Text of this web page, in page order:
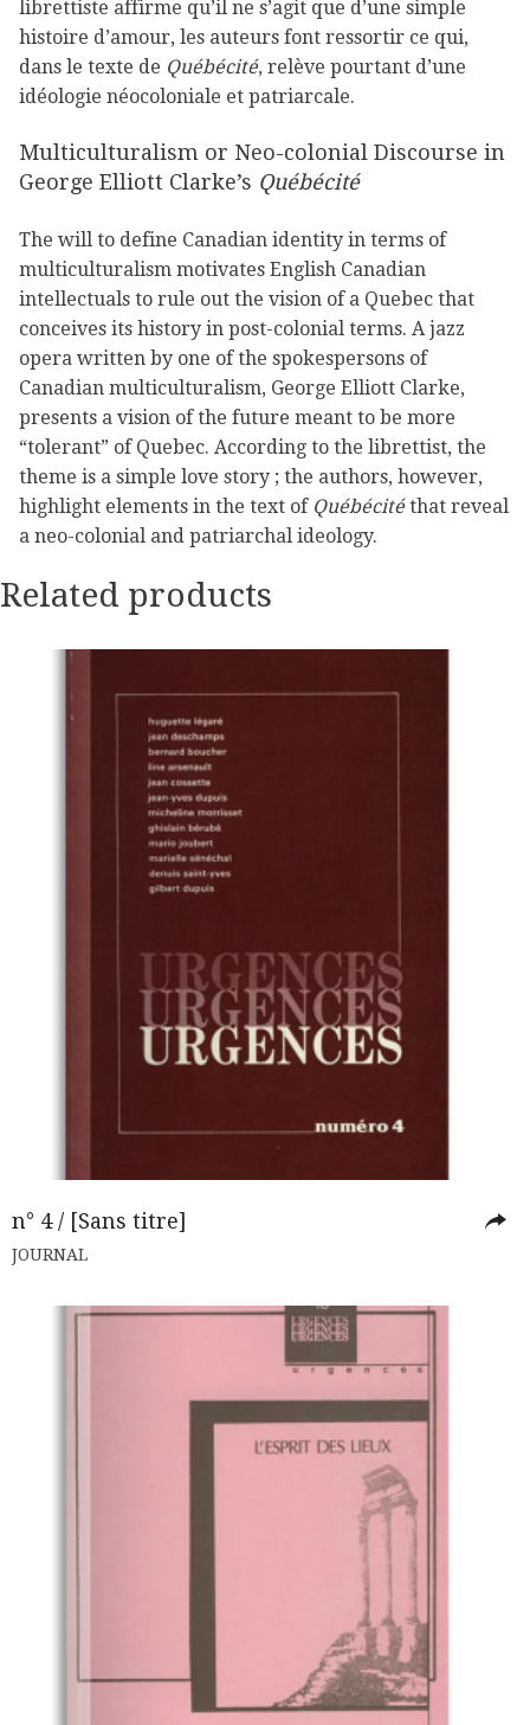
librettiste affirme qu’il ne s’agit que d’une simple
histoire d’amour, les auteurs font ressortir ce qui,
dans le texte de Québécité, relève pourtant d’une
idéologie néocoloniale et patriarcale.
Multiculturalism or Neo-colonial Discourse in
George Elliott Clarke’s Québécité
The will to define Canadian identity in terms of
multiculturalism motivates English Canadian
intellectuals to rule out the vision of a Quebec that
conceives its history in post-colonial terms. A jazz
opera written by one of the spokespersons of
Canadian multiculturalism, George Elliott Clarke,
presents a vision of the future meant to be more
“tolerant” of Quebec. According to the librettist, the
theme is a simple love story ; the authors, however,
highlight elements in the text of Québécitéthat reveal
a neo-colonial and patriarchal ideology.
Related products
n° 4 / [Sans titre]
JOURNAL